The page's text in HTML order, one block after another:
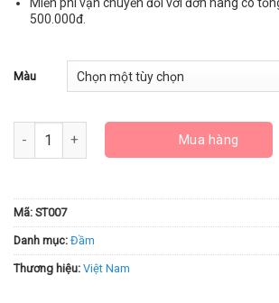
Miễn phí vận chuyển đối với đơn hàng có
500.000đ.
Màu
Set Áo Croptop Đen Dây Chéo Mix Chân
Mua hàng
Mã: ST007
Danh mục: Đầm
Thương hiệu: Việt Nam